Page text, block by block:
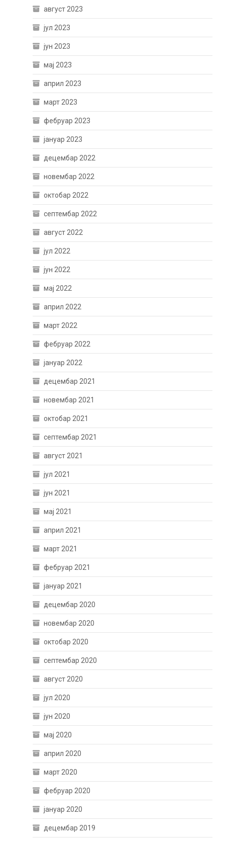
август 2023
јул 2023
јун 2023
мај 2023
април 2023
март 2023
фебруар 2023
јануар 2023
децембар 2022
новембар 2022
октобар 2022
септембар 2022
август 2022
јул 2022
јун 2022
мај 2022
април 2022
март 2022
фебруар 2022
јануар 2022
децембар 2021
новембар 2021
октобар 2021
септембар 2021
август 2021
јул 2021
јун 2021
мај 2021
април 2021
март 2021
фебруар 2021
јануар 2021
децембар 2020
новембар 2020
октобар 2020
септембар 2020
август 2020
јул 2020
јун 2020
мај 2020
април 2020
март 2020
фебруар 2020
јануар 2020
децембар 2019